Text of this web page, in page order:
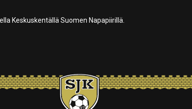
Keskuskentällä Suomen Napapiirillä.